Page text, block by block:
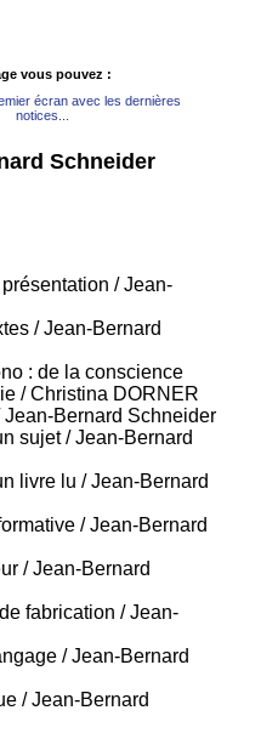
vous pouvez :
écran avec les dernières
notices...
Schneider
/ Jean-
/ Jean-Bernard
: de la conscience
/ Christina DORNER
Bernard Schneider
sujet/ Jean-Bernard
livre lu / Jean-Bernard
/ Jean-Bernard
/ Jean-Bernard
fabrication / Jean-
/ Jean-Bernard
/ Jean-Bernard